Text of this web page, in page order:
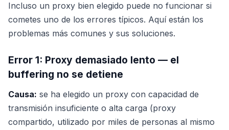
Incluso un proxy bien elegido puede no funcionar si
cometes uno de los errores típicos. Aquí están los
problemas más comunes y sus soluciones.
Error 1: Proxy demasiado lento — el
buffering no se detiene
Causa: se ha elegido un proxy con capacidad de
transmisión insuficiente o alta carga (proxy
compartido, utilizado por miles de personas al mismo